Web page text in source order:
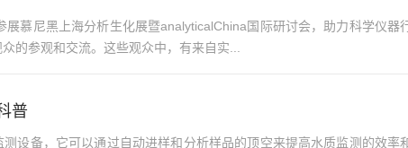
慕尼黑上海分析生化展暨analyticalChina国际研讨会，助力科学仪
的参观和交流。这些观众中，有来自实...
普
设备，它可以通过自动进样和分析样品的顶空来提高水质监测的效